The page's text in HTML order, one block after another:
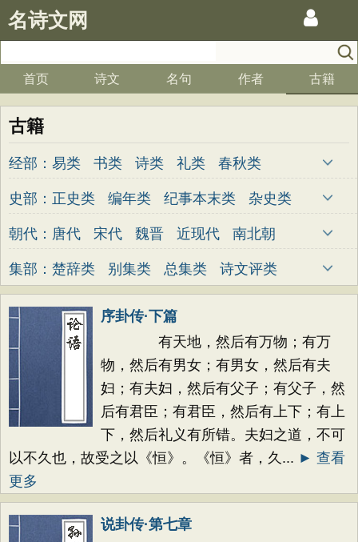
名诗文网
首页 诗文 名句 作者 古籍
古籍
经部： 易类 书类 诗类 礼类
春秋类
孝经类
五经总义类 四书类
乐类
史部： 正史类 编年类 纪事本末类
杂史类
别史类
诏令奏议类 传记类 史钞类
朝代： 唐代 宋代 魏晋 近现代
南北朝
清代
明代 元代 两汉 五代
先秦
金朝
隋代 未知
集部： 楚辞类 别集类 总集类
诗文评类
词曲类
序卦传·下篇
有天地，然后有万物；有万
物，然后有男女；有男女，然后有夫
妇；有夫妇，然后有父子；有父子，然
后有君臣；有君臣，然后有上下；有上
下，然后礼义有所错。夫妇之道，不可
以不久也，故受之以《恒》。《恒》者，久... ► 查看
更多
说卦传·第七章